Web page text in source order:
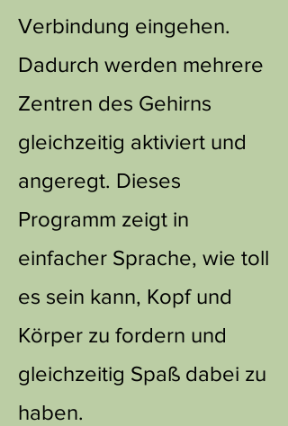
Verbindung eingehen.
Dadurch werden mehrere
Zentren des Gehirns
gleichzeitig aktiviert und
angeregt. Dieses
Programm zeigt in
einfacher Sprache, wie toll
es sein kann, Kopf und
Körper zu fordern und
gleichzeitig Spaß dabei zu
haben.